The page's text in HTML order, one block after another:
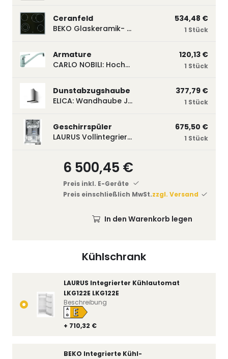
Kühlschrank
LAURUS Integrierter Kühlautomat
LKG122E LKG122E
+ 710,32 €
A
↑
G E
Beschreibung
BEKO Integrierte Kühl-
Ceranfeld
BEKO Glaskeramik- Strahlungskochfeld EH 9641 XHN, herdgebunden EH9641XHN
534,48 €
1 Stück
Armature
CARLO NOBILI: Hochdruck- Einhebelmischbatterie Blue, Mischbatterie verchromt 17770
120,13 €
1 Stück
Dunstabzugshaube
ELICA: Wandhaube JOYE 60-A,600 mm breit Edelstahl JOYE60A
377,79 €
1 Stück
Geschirrspüler
LAURUS Vollintegrierter Geschirrspüler LSV45-3, 450 mm breit, 3 Programme LSV45-3
675,50 €
1 Stück
6 500,45 €
Preis inkl. E-Geräte
Preis einschließlich MwSt.zzgl. Versand
In den Warenkorb legen